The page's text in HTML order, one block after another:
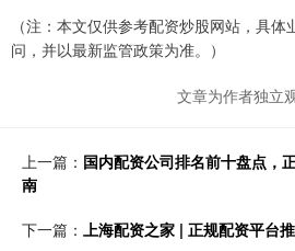
（注：本文仅供参考配资炒股网站，具
问，并以最新监管政策为准。）
文章为作者独立
上一篇： 国内配资公司排名前十盘点，
南
下一篇： 上海配资之家 | 正规配资平台